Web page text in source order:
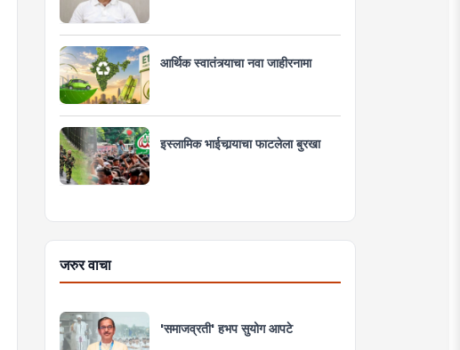
आर्थिक स्वातंत्र्याचा नवा जाहीरनामा
इस्लामिक भाईचार्‍याचा फाटलेला बुरखा
जरुर वाचा
'समाजव्रती' हभप सुयोग आपटे